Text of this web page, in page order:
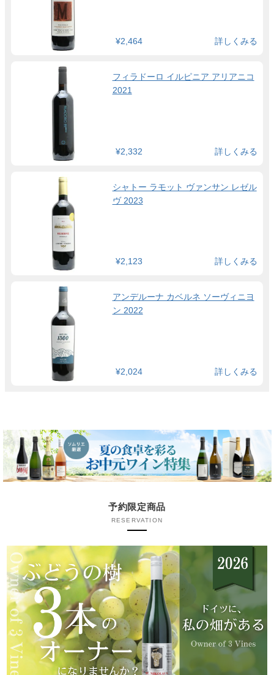
¥2,464 詳しくみる
フィラドーロ イルピニア アリアニコ
2021
¥2,332 詳しくみる
シャトー ラモット ヴァンサン レゼル
ヴ 2023
¥2,123 詳しくみる
アンデルーナ カベルネ ソーヴィニヨ
ン 2022
¥2,024 詳しくみる
予約限定商品
RESERVATION